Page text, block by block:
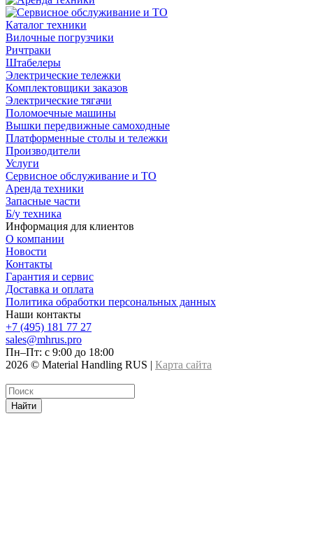
Каталог техники
Вилочные погрузчики
Ричтраки
Штабелеры
Электрические тележки
Комплектовщики заказов
Электрические тягачи
Поломоечные машины
Вышки передвижные самоходные
Платформенные столы и тележки
Производители
Услуги
Сервисное обслуживание и ТО
Аренда техники
Запасные части
Б/у техника
Информация для клиентов
О компании
Новости
Контакты
Гарантия и сервис
Доставка и оплата
Политика обработки персональных данных
Наши контакты
+7 (495) 181 77 27
sales@mhrus.pro
Пн–Пт: с 9:00 до 18:00
2026 © Material Handling RUS | Карта сайта
Найти